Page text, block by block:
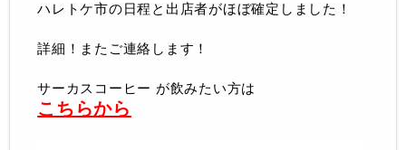
ハレトケ市の日程と出店者がほぼ確定しました！
詳細！またご連絡します！
サーカスコーヒー が飲みたい方は
こちらから